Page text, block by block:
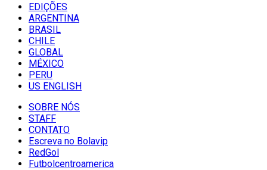
EDIÇÕES
ARGENTINA
BRASIL
CHILE
GLOBAL
MÉXICO
PERU
US ENGLISH
SOBRE NÓS
STAFF
CONTATO
Escreva no Bolavip
RedGol
Futbolcentroamerica